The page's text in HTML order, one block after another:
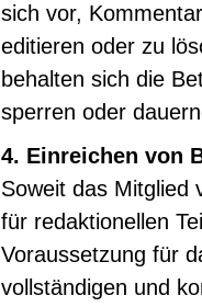
sich vor,
editieren oder zu
behalten sich die
sperren oder
4. Einreichen von
Soweit das Mitglied
für redaktionellen
Voraussetzung für
vollständigen und